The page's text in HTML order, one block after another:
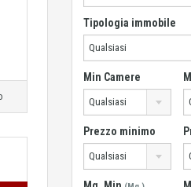
Tipologia immobile
Qualsiasi
Min Camere
Qualsiasi
Prezzo minimo
Qualsiasi